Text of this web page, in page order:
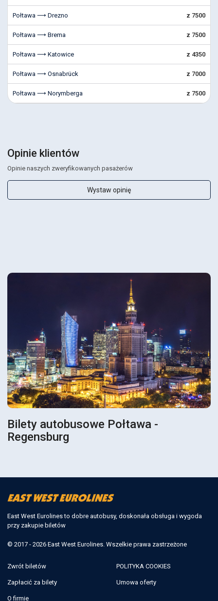
Połtawa ⟶ Drezno z 7500
Połtawa ⟶ Brema z 7500
Połtawa ⟶ Katowice z 4350
Połtawa ⟶ Osnabrück z 7000
Połtawa ⟶ Norymberga z 7500
Opinie klientów
Opinie naszych zweryfikowanych pasażerów
Wystaw opinię
Bilety autobusowe Połtawa -
Regensburg
East West Eurolines to dobre autobusy, doskonała obsługa i wygoda
przy zakupie biletów
© 2017 - 2026 East West Eurolines. Wszelkie prawa zastrzeżone
Zwrót biletów
Zapłacić za bilety
O firmie
POLITYKA COOKIES
Umowa oferty